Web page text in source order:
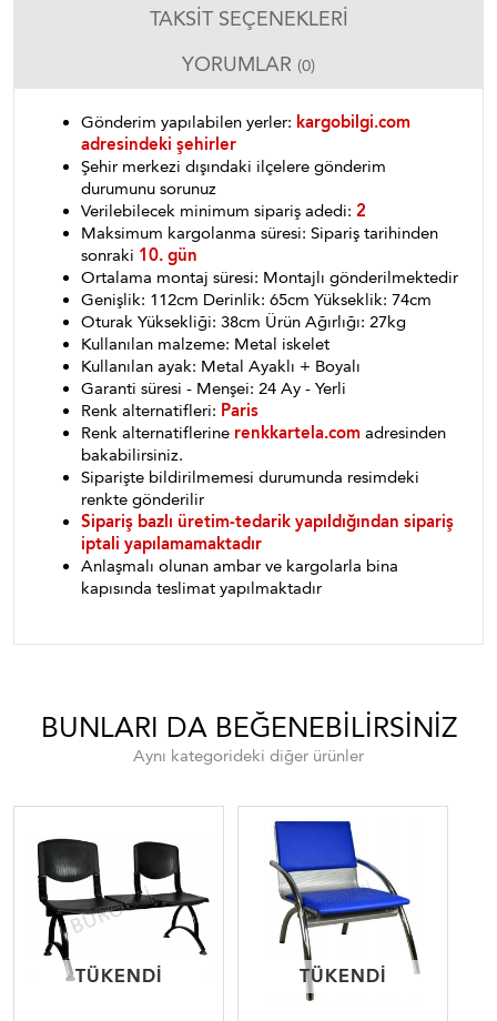
TAKSIT SEÇENEKLERI
YORUMLAR (0)
Gönderim yapılabilen yerler: kargobilgi.com
adresindeki şehirler
Şehir merkezi dışındaki ilçelere gönderim
durumunu sorunuz
Verilebilecek minimum sipariş adedi: 2
Maksimum kargolanma süresi: Sipariş tarihinden
sonraki 10. gün
Ortalama montaj süresi: Montajlı gönderilmektedir
Genişlik: 112cm Derinlik: 65cm Yükseklik: 74cm
Oturak Yüksekliği: 38cm Ürün Ağırlığı: 27kg
Kullanılan malzeme: Metal iskelet
Kullanılan ayak: Metal Ayaklı + Boyalı
Garanti süresi - Menşei: 24 Ay - Yerli
Renk alternatifleri: Paris
Renk alternatiflerine renkkartela.com adresinden
bakabilirsiniz.
Siparişte bildirilmemesi durumunda resimdeki
renkte gönderilir
Sipariş bazlı üretim-tedarik yapıldığından sipariş
iptali yapılamamaktadır
Anlaşmalı olunan ambar ve kargolarla bina
kapısında teslimat yapılmaktadır
BUNLARI DA BEĞENEBILIRSINIZ
Aynı kategorideki diğer ürünler
TÜKENDI
TÜKENDI TÜKENDI
TÜKENDI